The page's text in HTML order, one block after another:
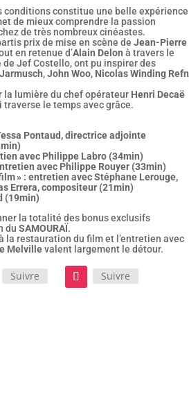
conditions constitue une belle expérience
de mieux comprendre la passion
de très nombreux cinéastes.
prix de mise en scène de Jean-Pierre
en retenue d’Alain Delon à travers le
Jef Costello, ont pu inspirer des
,John Woo, Nicolas Winding Refn
la lumière du chef opérateur Henri Decaë
le temps avec grâce.
Pontaud, directrice adjointe
avec Philippe Labro (34min)
avec Philippe Rouyer (33min)
» : entretien avec Stéphane Lerouge,
Errera, compositeur (21min)
(19min)
la totalité des bonus exclusifs
du SAMOURAÏ.
la restauration du film et l’entretien avec
Melvillevalent largement le détour.
Suivre Suivre